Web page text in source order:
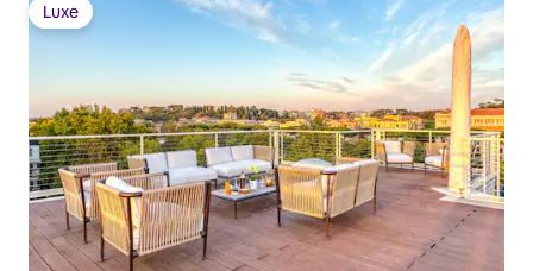
Luxe
Luxe